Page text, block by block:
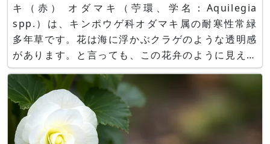
キ（赤） オダマキ（苧環、学名：Aquilegia
spp.）は、キンポウゲ科オダマキ属の耐寒性常緑
多年草です。花は海に浮かぶクラゲのような透明感
があります。と言っても、この花弁のように見える
ものは萼で、実際の花は内側にある白い部分です。
赤花の花言葉は「心配して震えている」です。 誕
生花6月2日かぎけん花図鑑
https://www.flower